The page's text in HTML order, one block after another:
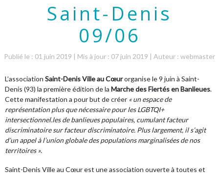
Saint-Denis
09/06
Publié le : 01 juin 2019 | Mis à jour : 07 juin 2019 | Auteur : webmaster
L’association Saint-Denis Ville au Cœurorganise le 9 juin à Saint-
Denis (93) la première édition de la Marche des Fiertés en Banlieues.
Cette manifestation a pour but de créer « un espace de
représentation plus que nécessaire pour les LGBTQI+
intersectionnel.les de banlieues populaires, cumulant facteur
discriminatoire sur facteur discriminatoire. Plus largement, il s’agit
d’un appel à l’union globale des populations marginalisées de nos
territoires ».
Saint-Denis Ville au Cœur est une association ouverte à toutes et